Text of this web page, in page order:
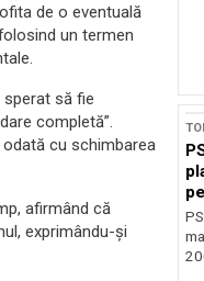
de o eventuală
un termen
sperat să fie
completă”.
odată cu schimbarea
afirmând că
exprimându-și